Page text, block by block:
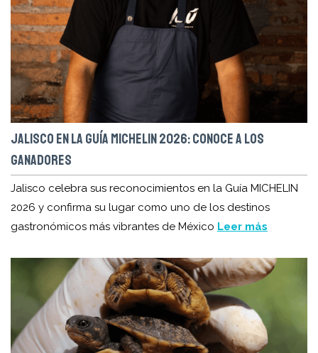
JALISCO EN LA GUÍA MICHELIN 2026: CONOCE A LOS
GANADORES
Jalisco celebra sus reconocimientos en la Guía MICHELIN
2026 y confirma su lugar como uno de los destinos
gastronómicos más vibrantes de México Leer más